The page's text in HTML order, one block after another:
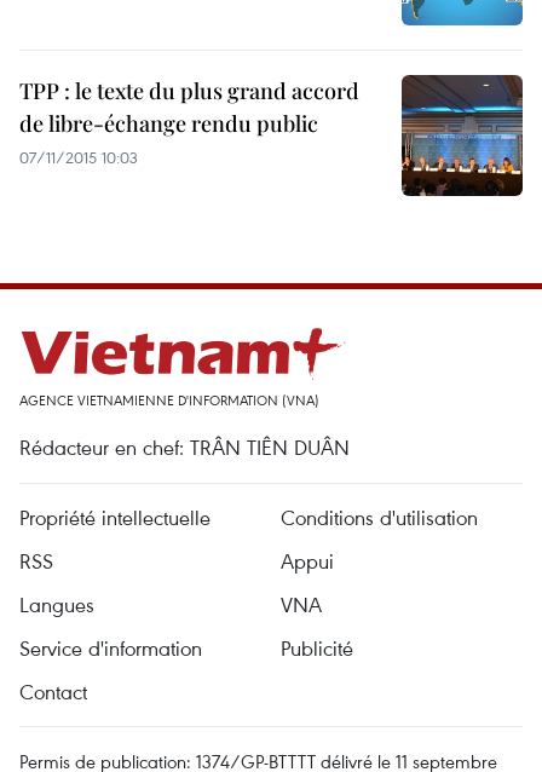
TPP : le texte du plus grand accord
de libre-échange rendu public
07/11/2015 10:03
AGENCE VIETNAMIENNE D'INFORMATION (VNA)
Rédacteur en chef: TRÂN TIÊN DUÂN
Propriété intellectuelle
Conditions d'utilisation
RSS
Appui
Langues
VNA
Service d'information
Publicité
Contact
Permis de publication: 1374/GP-BTTTT délivré le 11 septembre